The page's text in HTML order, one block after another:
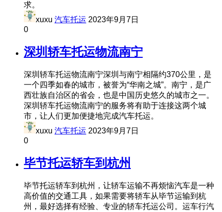
求。
xuxu 汽车托运 2023年9月7日
0
深圳轿车托运物流南宁
深圳轿车托运物流南宁深圳与南宁相隔约370公里，是
一个四季如春的城市，被誉为“华南之城”。南宁，是广
西壮族自治区的省会，也是中国历史悠久的城市之一。
深圳轿车托运物流南宁的服务将有助于连接这两个城
市，让人们更加便捷地完成汽车托运。
xuxu 汽车托运 2023年9月7日
0
毕节托运轿车到杭州
毕节托运轿车到杭州，让轿车运输不再烦恼汽车是一种
高价值的交通工具，如果需要将轿车从毕节运输到杭
州，最好选择有经验、专业的轿车托运公司。运车行汽